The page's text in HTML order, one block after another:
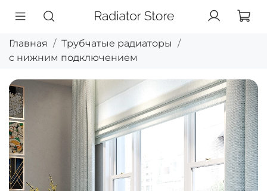
Главная
Трубчатые радиаторы
с нижним подключением